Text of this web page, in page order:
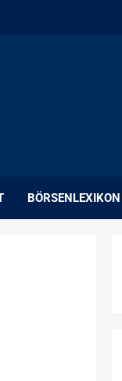
BÖRSENLEXIKON